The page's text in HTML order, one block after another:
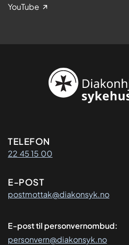
YouTube
Kontaktinformasjon
TELEFON
22 45 15 00
E-POST
postmottak@diakonsyk.no
E-post til personvernombud:
personvern@diakonsyk.no